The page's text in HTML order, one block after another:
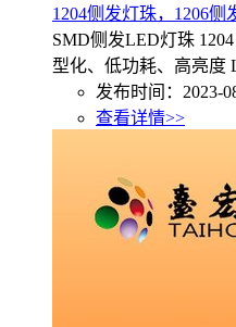
1204侧发灯珠，1206侧
SMD侧发LED灯珠
型化、低功耗、高亮度
发布时间：2023-
查看详情>>